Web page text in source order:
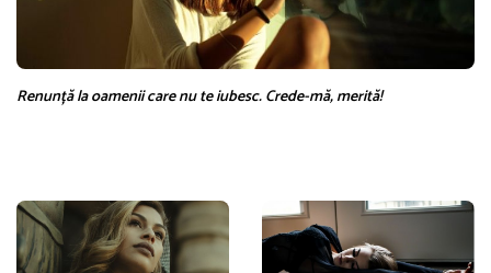
Renunță la oamenii care nu te iubesc. Crede-mă, merită!